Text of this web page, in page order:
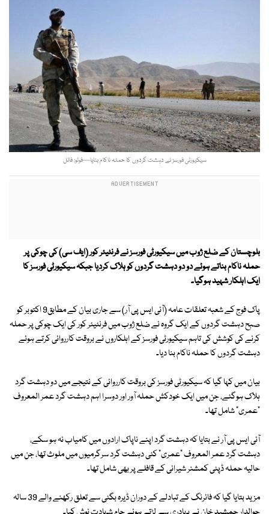
سیکیورٹی فورسز نے دہشت گردوں کا حملہ ناکام بنایا—فوٹو: فائل
بلوچستان کے ضلع ژوب میں سیکیورٹی فورسز نے فرنٹیئر کور (ایف سی) کی چوکی پر
حملہ ناکام بناتے ہوئے دو دو دہشت گردوں کو ہلاک کردیا جبکہ سیکیورٹی فورسز کا
ایک اہلکار شہید ہوگیا۔
پاک فوج کے شعبہ تعلقات عامہ (آئی ایس پی آر) سے جاری بیان کے مطابق9 اکتوبر کو
صبح دہشت گردوں کے ایک گروہ نے ضلع ژوب میں فرنٹیئر کور کی ایک چوکی پر حملہ
کرنے کی کوشش کی تاہم سیکیورٹی فورسز کے اہلکاروں نے بروقت کارروائی کرتے ہوئے
دہشت گردوں کا حملہ ناکام بنا دیا۔
بیان میں کہا گیا کہ سیکیورٹی فورسز کی بروقت کارروائی کے نتیجے میں دو دہشت گرد
ہلاک ہوگئے، جن میں ایک خودکش حملہ آور اور دوسرا اہم دہشت گرد عمر المعروف
"عمری" شامل تھا۔
آئی ایس پی آر نے بتایا کہ دہشت گرد اپنے ناپاک ارادوں میں کامیاب نہ ہو سکے،
دہشت گرد عمر المعروف "عمری" کئی دہشت گرد سرگرمیوں میں ملوث تھا، جن میں
حالیہ حملہ ڈپٹی کمشنر شیرانی کے قافلے پر بھی شامل تھا۔
مزید بتایا گیا کہ فائرنگ کے تبادلے کے دوران ڈیرہ بگٹی سے تعلق رکھنے والے 39 سالہ